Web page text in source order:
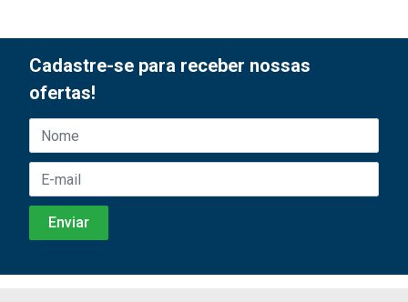
Cadastre-se para receber nossas
ofertas!